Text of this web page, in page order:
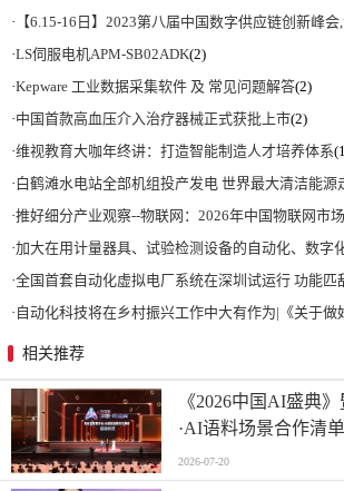
· 【6.15-16日】2023第八届中国数字供应链创新峰
·LS伺服电机APM-SB02ADK(2)
·Kepware 工业数据采集软件 及 常见问题解答(2)
·中国首款高血压介入治疗器械正式获批上市(2)
·维视教育大咖年终讲：打造智能制造人才培养体系
·白鹤滩水电站全部机组投产发电 世界最大清洁能源走廊全面建成|将为建设新型能源体系、保障国家
·推好细分产业观察--物联网：2026年中国物联网市场规模接近3000亿美元 智慧工厂、智
·加大在用计量器具、试验检测设备的自动化、数字化改造力度|市场监管总局 工业和信息化部
·全国首套自动化虚拟电厂系统在深圳试运行 功能匹敌大型电
· 自动化科技将在乡村振兴工作中大有作为|《关于做好2023年全面推进乡
相关推荐
《2026中国AI盛典
·AI语料场景合作清
2026-07-20